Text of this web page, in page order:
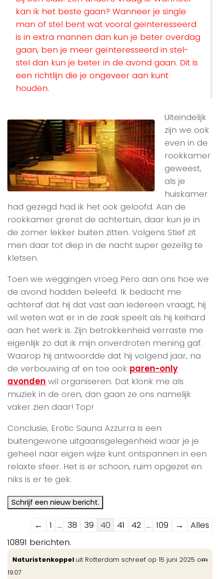
kan ik het beste gaan? Wanneer je single
man of stel bent wat vooral geïnteresseerd
is in extra mannen dan kun je beter overdag
gaan, ben je meer geïnteresseerd in stel-
stel dan kun je beter in de avond gaan. Dit is
een richtlijn die je ongeveer aan kunt
houden.
Uiteindelijk
zijn we ook
even in de
rookkamer
geweest,
als je
huiskamer
had gezegd had ik het ook geloofd. Aan de
rookkamer grenst de achtertuin, daar kun je in
de zomer lekker buiten zitten. Volgens Stief zit
men daar tot diep in de nacht super gezellig te
kletsen.
Toen we weggingen vroeg Pero aan ons hoe we
de avond hadden beleefd. Ik bedacht me
achteraf dat hij dat vast aan iedereen vraagt, hij
wil weten wat er in de zaak speelt als hij keihard
aan het werk is. Zijn betrokkenheid verraste me
eigenlijk zo dat ik mijn onverdroten mening gaf.
Waarop hij antwoordde dat hij volgend jaar, na
de verbouwing af en toe ook paren-only
avonden wil organiseren. Dat klonk me als
muziek in de oren, dan gaan ze ons namelijk
vaker zien daar! Top!
Conclusie, Erotic Sauna Azzurra is een
buitengewone uitgaansgelegenheid waar je je
geheel naar eigen wijze kunt ontspannen in een
relaxte sfeer. Het is er schoon, ruim opgezet en
niks is er te gek.
Navigatie
door
de
gastenboek-
← 1 ... 38 39 40 41 42 ... 109 →
Alles
10891 berichten.
Naturistenkoppel uit Rotterdam schreef op 15 juni 2025 om
19:07
...